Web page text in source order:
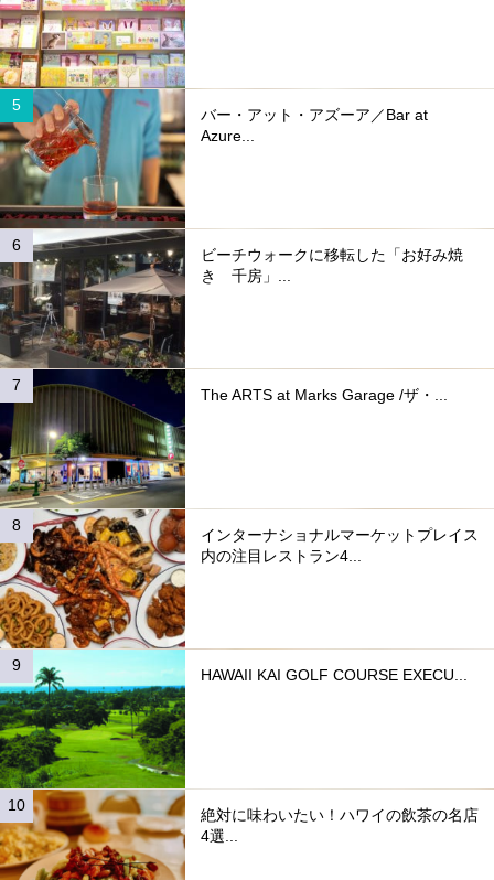
バー・アット・アズーア／Bar at
Azure...
ビーチウォークに移転した「お好み焼
き 千房」...
The ARTS at Marks Garage /ザ・...
インターナショナルマーケットプレイス
内の注目レストラン4...
HAWAII KAI GOLF COURSE EXECU...
絶対に味わいたい！ハワイの飲茶の名店
4選...